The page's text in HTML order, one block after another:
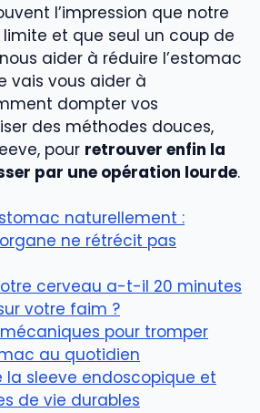
l’impression que notre
et que seul un coup de
aider à réduire l’estomac
vais vous aider à
dompter vos
des méthodes douces,
pour retrouver enfin la
par une opération lourde.
naturellement :
ne rétrécit pas
cerveau a-t-il 20 minutes
votre faim ?
pour tromper
au quotidien
la sleeve endoscopique et
de vie durables